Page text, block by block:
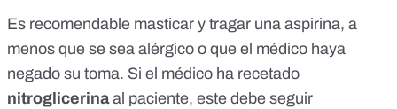
Es recomendable masticar y tragar una aspirina, a
menos que se sea alérgico o que el médico haya
negado su toma. Si el médico ha recetado
nitroglicerinaal paciente, este debe seguir